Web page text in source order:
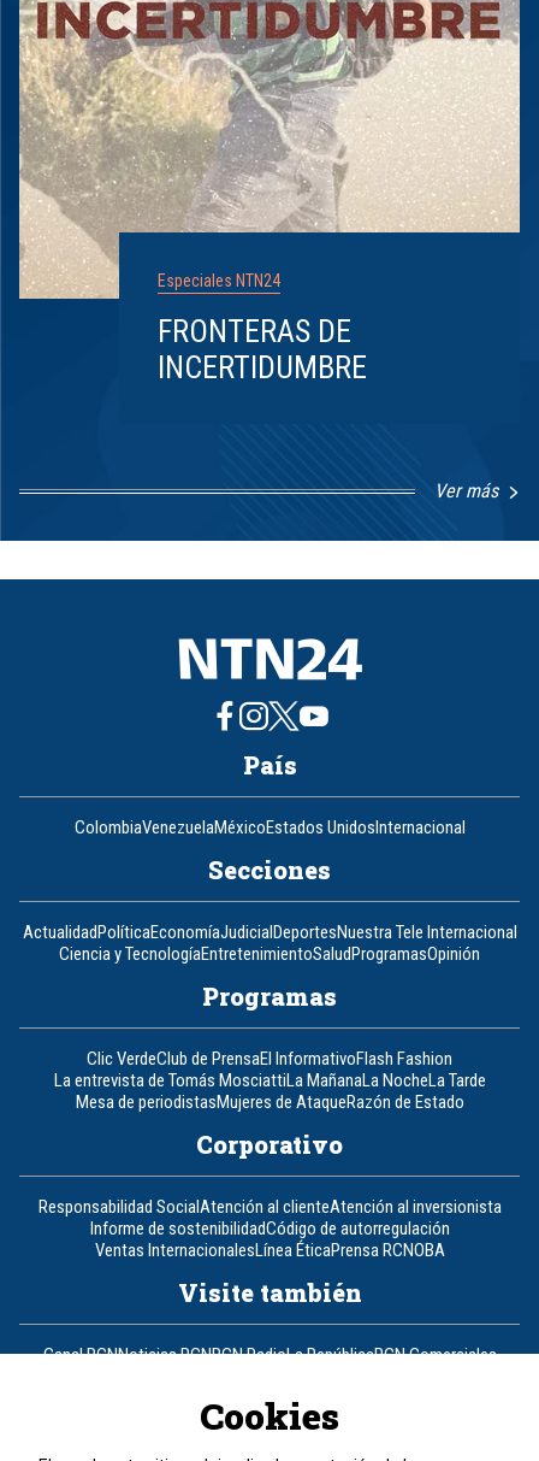
Especiales NTN24
FRONTERAS DE
INCERTIDUMBRE
Ver más
1
8
País
ColombiaVenezuelaMéxicoEstados UnidosInternacional
Secciones
ActualidadPolíticaEconomíaJudicialDeportesNuestra Tele Internacional
Ciencia y TecnologíaEntretenimientoSaludProgramasOpinión
Programas
Clic VerdeClub de PrensaEl InformativoFlash Fashion
La entrevista de Tomás MosciattiLa MañanaLa NocheLa Tarde
Mesa de periodistasMujeres de AtaqueRazón de Estado
Corporativo
Responsabilidad SocialAtención al clienteAtención al inversionista
Informe de sostenibilidadCódigo de autorregulación
Ventas InternacionalesLínea ÉticaPrensa RCNOBA
Visite también
Canal RCNNoticias RCNRCN RadioLa RepúblicaRCN Comerciales
Un producto de RCN Televisión
Contáctenos
Cookies